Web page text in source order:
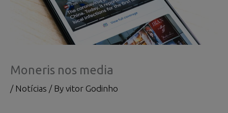
Moneris nos media
/ Notícias / By vitor Godinho